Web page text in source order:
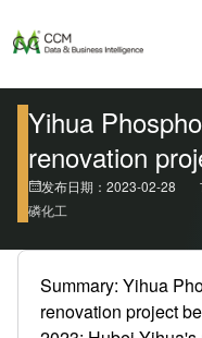
Yihua
renovation
发布日期：2023-02-28
磷化工
Summary: Yihua
renovation project